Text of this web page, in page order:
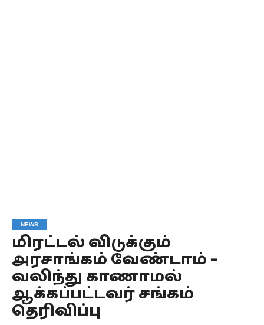
NEWS
மிரட்டல் விடுக்கும்
அரசாங்கம் வேண்டாம் –
வலிந்து காணாமல்
ஆக்கப்பட்டவர் சங்கம்
தெரிவிப்பு